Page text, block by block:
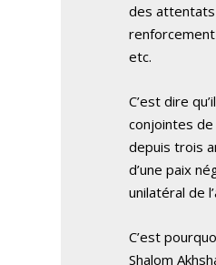
des attentats
etc.
C’est dire
conjointes
depuis trois
d’une paix
unilatéral de
C’est
Shalom